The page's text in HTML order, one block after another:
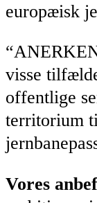
europæisk
visse
offentlige
territorium
Vores